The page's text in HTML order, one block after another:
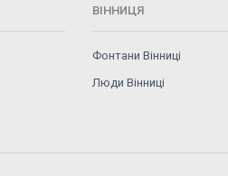
ВІННИЦЯ
Фонтани Вінниці
Люди Вінниці